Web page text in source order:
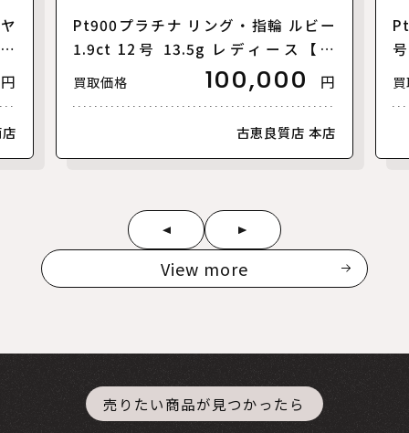
円
Pt900プラチナ リング・指輪 ルビー
1.9ct 12号 13.5g レディース【中
古】
買取価格 100,000 円
古恵良質店 本店
View more
売りたい商品が見つかったら